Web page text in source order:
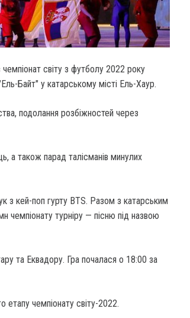
світу з футболу 2022 року
Байт" у катарському місті Ель-Хаур.
подолання розбіжностей через
а також парад талісманів минулих
з кей-поп гурту BTS. Разом з катарським
чемпіонату турніру — пісню під назвою
та Еквадору. Гра почалася о 18:00 за
етапу чемпіонату світу-2022.